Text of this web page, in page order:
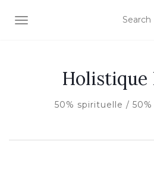
AFFICHER/MASQUER LA
Holistique
50% spirituelle /